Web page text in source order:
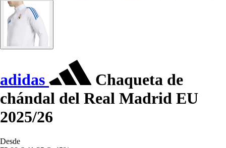
adidas
Chaqueta de
chándal del Real Madrid EU
2025/26
Desde